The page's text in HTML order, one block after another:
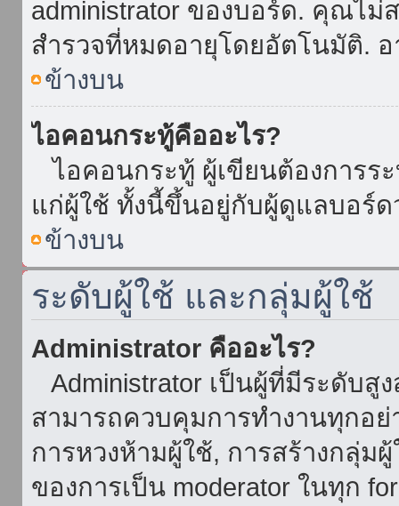
administrator ของบอร์ด. คุณไ
สำรวจที่หมดอายุโดยอัตโนมัติ.
ข้างบน
ไอคอนกระทู้คืออะไร?
ไอคอนกระทู้ ผู้เขียนต้องการร
แก่ผู้ใช้ ทั้งนี้ขึ้นอยู่กับผู้ดูแลบอร์
ข้างบน
ระดับผู้ใช้ และกลุ่มผู้ใช้
Administrator คืออะไร?
Administrator เป็นผู้ที่มีระดับ
สามารถควบคุมการทำงานทุกอ
การหวงห้ามผู้ใช้, การสร้างกลุ่ม
ของการเป็น moderator ในทุก